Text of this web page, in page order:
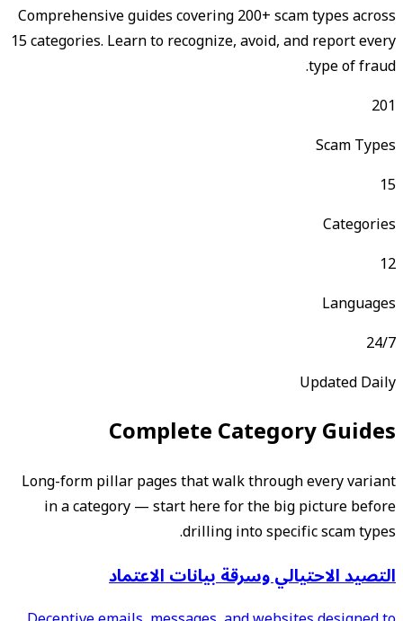
Comprehensive guides covering 200+ scam types across
15 categories. Learn to recognize, avoid, and report every
type of fraud.
201
Scam Types
15
Categories
12
Languages
24/7
Updated Daily
Complete Category Guides
Long-form pillar pages that walk through every variant
in a category — start here for the big picture before
drilling into specific scam types.
التصيد الاحتيالي وسرقة بيانات الاعتماد